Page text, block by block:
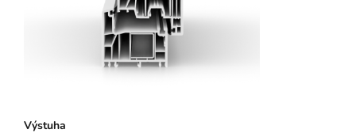
Výstuha